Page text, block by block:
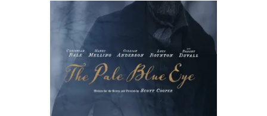
АНАЛИЗИ
БАХТИ НАГРАДИТЕ
ИНТЕРВЮТА
ЗА НАС